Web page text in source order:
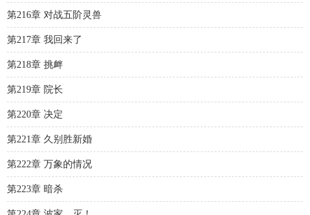
第216章 对战五阶灵兽
第217章 我回来了
第218章 挑衅
第219章 院长
第220章 决定
第221章 久别胜新婚
第222章 万象的情况
第223章 暗杀